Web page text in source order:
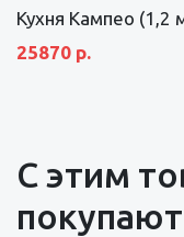
Кухня Кампео (1,2
25870 р.
С этим
покупают